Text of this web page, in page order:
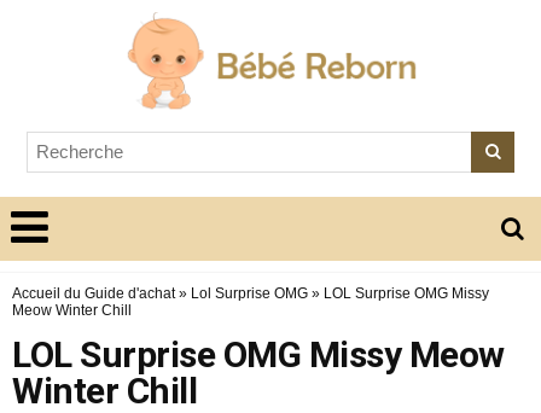
Accueil du Guide d'achat» Lol Surprise OMG » LOL Surprise OMG Missy
Meow Winter Chill
LOL Surprise OMG Missy Meow
Winter Chill